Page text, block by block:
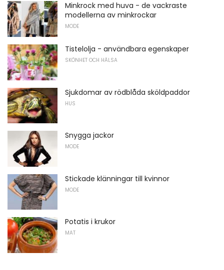
Minkrock med huva - de vackraste
modellerna av minkrockar
MODE
Tistelolja - användbara egenskaper
SKÖNHET OCH HÄLSA
Sjukdomar av rödblåda sköldpaddor
HUS
Snygga jackor
MODE
Stickade klänningar till kvinnor
MODE
Potatis i krukor
MAT